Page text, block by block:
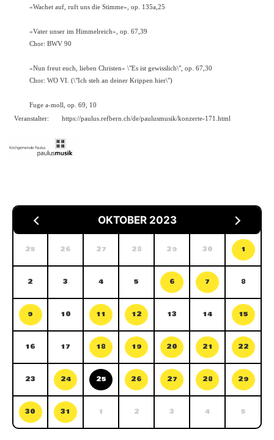
«Wachet auf, ruft uns die Stimme», op. 135a,25
«Vater unser im Himmelreich», op. 67,39
Chor: BWV 90
«Nun freut euch, lieben Christen» \"Es ist gewisslich\", op. 67,30
Chor: WO VI. (\"Ich steh an deiner Krippen hier\")
Fuge a-moll, op. 69, 10
Veranstalter:
https://paulus.refbern.ch/de/paulusmusik/konzerte-171.html
OKTOBER 2023
25 26 27 28 29 30 1
2 3 4 5 6 7 8
9 10 11 12 13 14 15
16 17 18 19 20 21 22
23 24 25 26 27 28 29
30 31 1 2 3 4 5